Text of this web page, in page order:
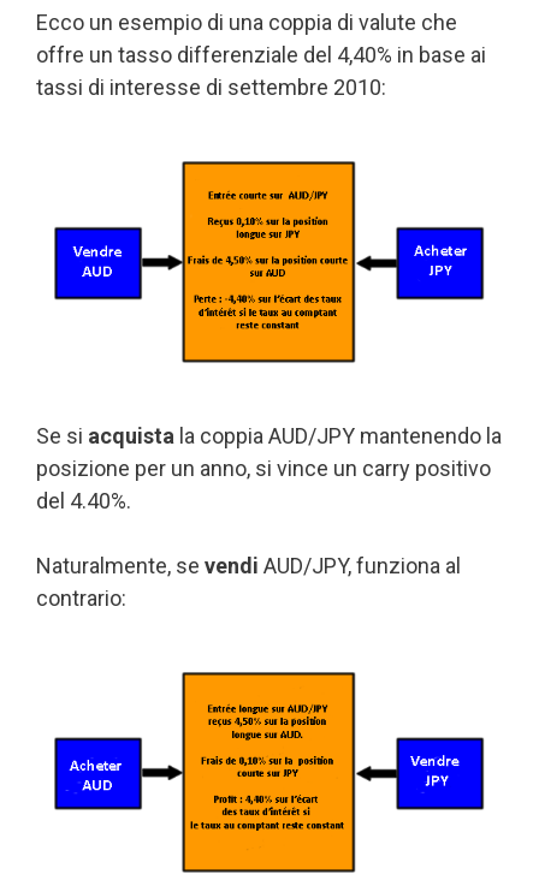
Ecco un esempio di una coppia di valute che
offre un tasso differenziale del 4,40% in base ai
tassi di interesse di settembre 2010:
Se si acquista la coppia AUD/JPY mantenendo la
posizione per un anno, si vince un carry positivo
del 4.40%.
Naturalmente, se vendi AUD/JPY, funziona al
contrario: